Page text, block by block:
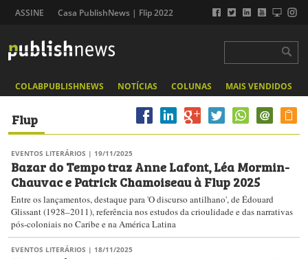
ASSINE Casa PublishNews | Flip 2022
COLABPUBLISHNEWS NOTÍCIAS COLUNAS MAIS VENDIDOS
Flup
EVENTOS LITERÁRIOS | 19/11/2025
Bazar do Tempo traz Anne Lafont, Léa Mormin-
Chauvac e Patrick Chamoiseau à Flup 2025
Entre os lançamentos, destaque para 'O discurso antilhano', de Édouard
Glissant (1928–2011), referência nos estudos da crioulidade e das narrativas
pós-coloniais no Caribe e na América Latina
EVENTOS LITERÁRIOS | 18/11/2025